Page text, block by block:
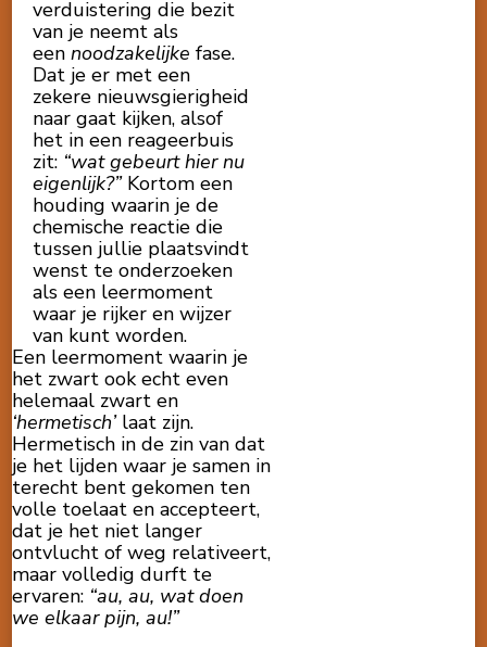
verduistering die bezit
van je neemt als
eennoodzakelijkefase.
Dat je er met een
zekere nieuwsgierigheid
naar gaat kijken, alsof
het in een reageerbuis
zit: “wat gebeurt hier nu
eigenlijk?”Kortom een
houding waarin je de
chemische reactie die
tussen jullie plaatsvindt
wenst te onderzoeken
als een leermoment
waar je rijker en wijzer
van kunt worden.
Een leermoment waarin je
het zwart ook echt even
helemaal zwart en
‘hermetisch’laat zijn.
Hermetisch in de zin van dat
je het lijden waar je samen in
terecht bent gekomen ten
volle toelaat en accepteert,
dat je het niet langer
ontvlucht of weg relativeert,
maar volledig durft te
ervaren: “au, au, wat doen
we elkaar pijn, au!”